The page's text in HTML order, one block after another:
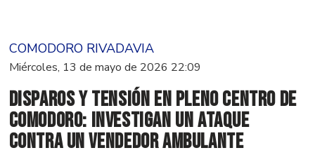
COMODORO RIVADAVIA
Miércoles, 13 de mayo de 2026 22:09
Disparos y tensión en pleno centro de
Comodoro: investigan un ataque
contra un vendedor ambulante